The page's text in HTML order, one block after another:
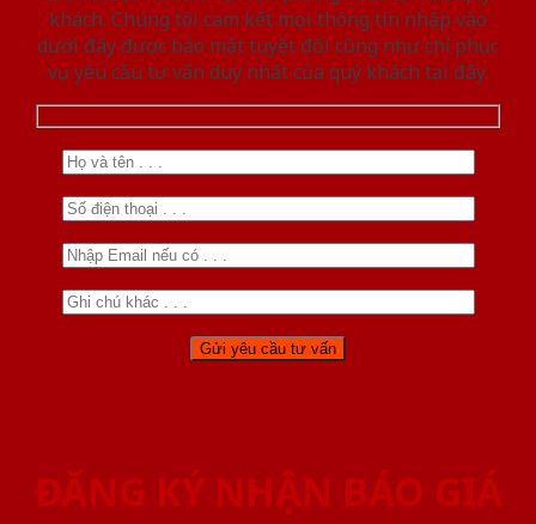
khách. Chúng tôi cam kết mọi thông tin nhập vào
dưới đây được bảo mật tuyệt đối cũng như chỉ phục
vụ yêu cầu tư vấn duy nhất của quý khách tại đây.
ĐĂNG KÝ NHẬN BÁO GIÁ